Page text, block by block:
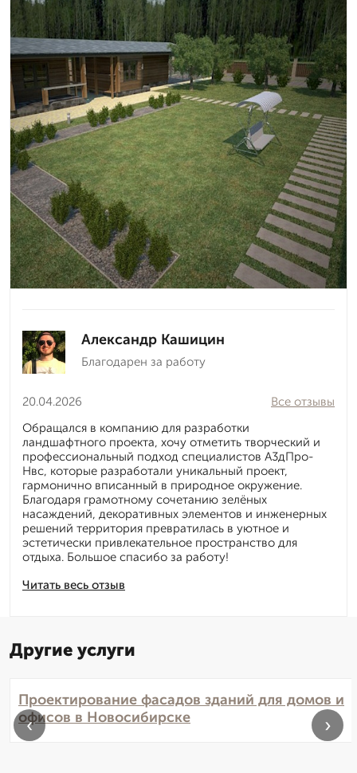
Александр Кашицин
Благодарен за работу
20.04.2026
Читать весь отзыв
Все отзывы
Обращался в компанию для разработки
ландшафтного проекта, хочу отметить творческий и
профессиональный подход специалистов А3дПро-
Нвс, которые разработали уникальный проект,
гармонично вписанный в природное окружение.
Благодаря грамотному сочетанию зелёных
насаждений, декоративных элементов и инженерных
решений территория превратилась в уютное и
эстетически привлекательное пространство для
отдыха. Большое спасибо за работу!
Другие услуги
Проектирование фасадов зданий для домов и
офисов в Новосибирске
‹ ›